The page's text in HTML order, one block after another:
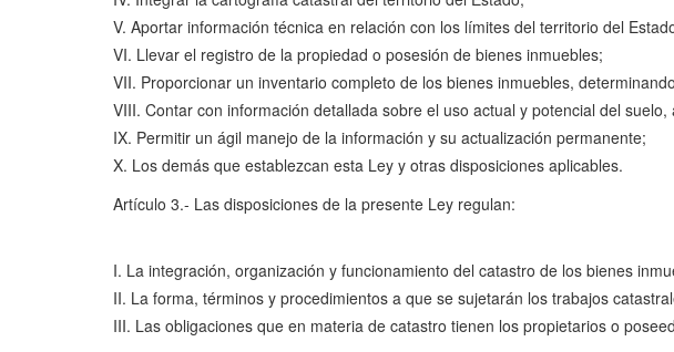
V. Aportar información técnica en relación con los límites del territorio del
VI. Llevar el registro de la propiedad o posesión de bienes inmuebles;
VII. Proporcionar un inventario completo de los bienes inmuebles,
VIII. Contar con información detallada sobre el uso actual y potencial del
IX. Permitir un ágil manejo de la información y su actualización permanente;
X. Los demás que establezcan esta Ley y otras disposiciones aplicables.
Artículo 3.- Las disposiciones de la presente Ley regulan:
I. La integración, organización y funcionamiento del catastro de los bienes
II. La forma, términos y procedimientos a que se sujetarán los trabajos
III. Las obligaciones que en materia de catastro tienen los propietarios o